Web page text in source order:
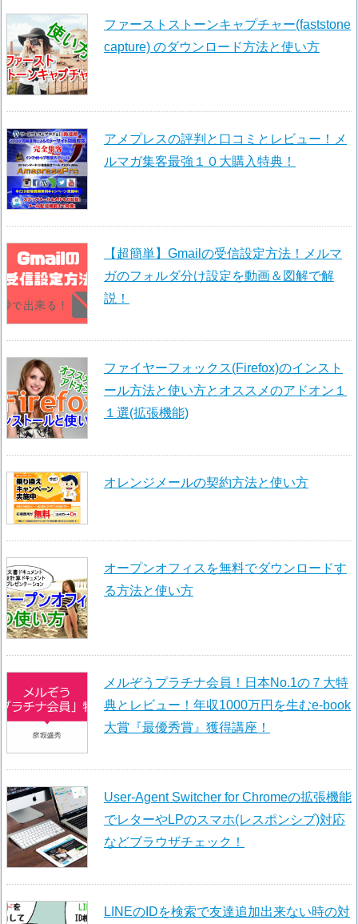
ファーストストーンキャプチャー(faststone
capture) のダウンロード方法と使い方
アメプレスの評判と口コミとレビュー！メ
ルマガ集客最強１０大購入特典！
【超簡単】Gmailの受信設定方法！メルマ
ガのフォルダ分け設定を動画＆図解で解
説！
ファイヤーフォックス(Firefox)のインスト
ール方法と使い方とオススメのアドオン１
１選(拡張機能)
オレンジメールの契約方法と使い方
オープンオフィスを無料でダウンロードす
る方法と使い方
メルぞうプラチナ会員！日本No.1の７大特
典とレビュー！年収1000万円を生むe-book
大賞『最優秀賞』獲得講座！
User-Agent Switcher for Chromeの拡張機能
でレターやLPのスマホ(レスポンシブ)対応
などブラウザチェック！
LINEのIDを検索で友達追加出来ない時の対